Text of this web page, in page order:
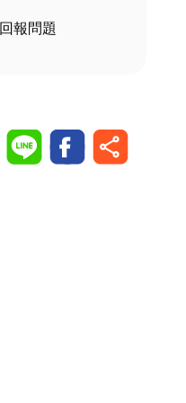
回報問題